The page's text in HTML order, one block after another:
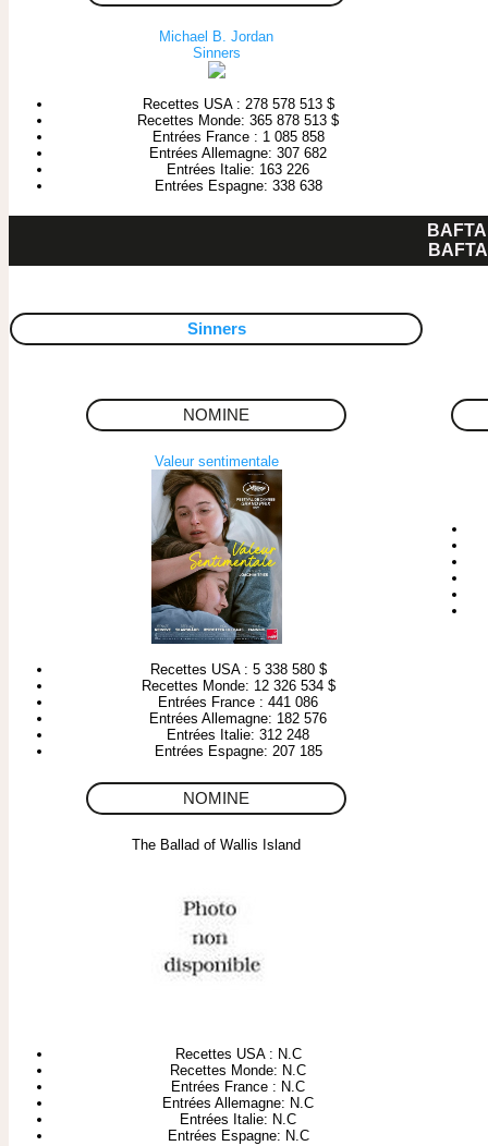
Michael B. Jordan
Sinners
Recettes USA : 278 578 513 $
Recettes Monde: 365 878 513 $
Entrées France : 1 085 858
Entrées Allemagne: 307 682
Entrées Italie: 163 226
Entrées Espagne: 338 638
Sinners
NOMINE
Valeur sentimentale
Recettes USA : 5 338 580 $
Recettes Monde: 12 326 534 $
Entrées France : 441 086
Entrées Allemagne: 182 576
Entrées Italie: 312 248
Entrées Espagne: 207 185
NOMINE
The Ballad of Wallis Island
Recettes USA : N.C
Recettes Monde: N.C
Entrées France : N.C
Entrées Allemagne: N.C
Entrées Italie: N.C
Entrées Espagne: N.C